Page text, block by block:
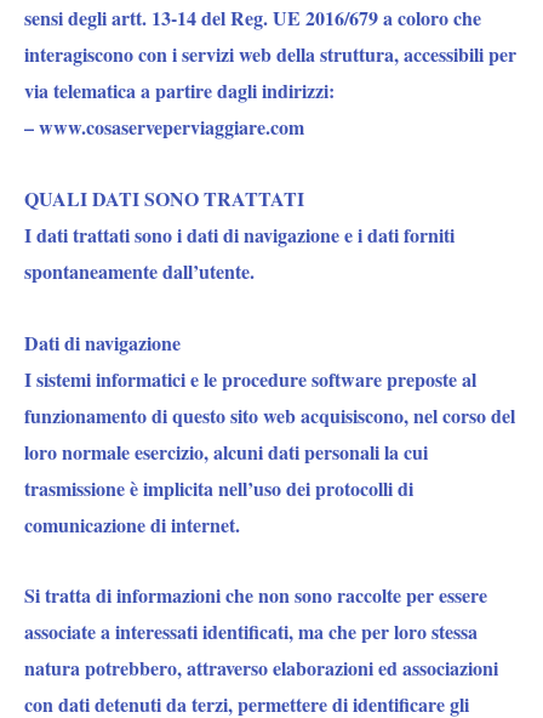
sensi degli artt. 13-14 del Reg. UE 2016/679 a coloro che
interagiscono con i servizi web della struttura, accessibili per
via telematica a partire dagli indirizzi:
– www.cosaserveperviaggiare.com
QUALI DATI SONO TRATTATI
I dati trattati sono i dati di navigazione e i dati forniti
spontaneamente dall’utente.
Dati di navigazione
I sistemi informatici e le procedure software preposte al
funzionamento di questo sito web acquisiscono, nel corso del
loro normale esercizio, alcuni dati personali la cui
trasmissione è implicita nell’uso dei protocolli di
comunicazione di internet.
Si tratta di informazioni che non sono raccolte per essere
associate a interessati identificati, ma che per loro stessa
natura potrebbero, attraverso elaborazioni ed associazioni
con dati detenuti da terzi, permettere di identificare gli